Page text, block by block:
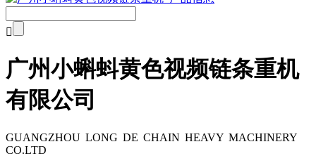

广州小蝌蚪黄色视频链条重机
有限公司
GUANGZHOU LONG DE CHAIN HEAVY MACHINERY
CO.LTD